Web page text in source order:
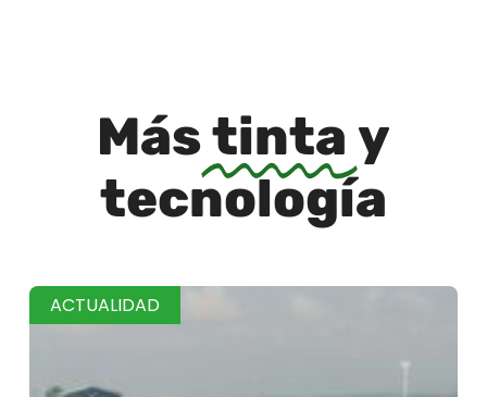
Mástinta y
tecnología
ACTUALIDAD